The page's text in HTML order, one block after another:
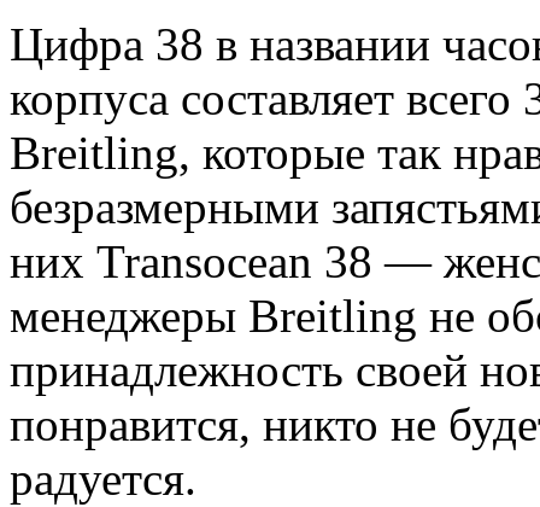
Цифра 38 в названии
корпуса составляет
Breitling, которые так
безразмерными
них Transocean 38 —
менеджеры Breitling не
принадлежность своей
понравится, никто не
радуется.